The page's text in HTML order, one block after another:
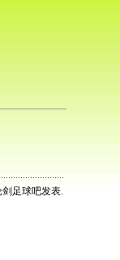
剑足球吧发表.